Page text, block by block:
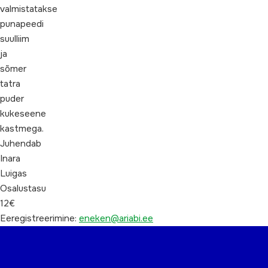
valmistatakse
punapeedi
suulliim
ja
sõmer
tatra
puder
kukeseene
kastmega.
Juhendab
Inara
Luigas
Osalustasu
12€
Eeregistreerimine: eneken@ariabi.ee